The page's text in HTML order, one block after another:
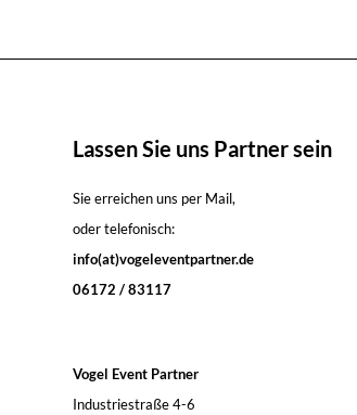
Lassen Sie uns Partner sein
Sie erreichen uns per Mail,
oder telefonisch:
info(at)vogeleventpartner.de
06172 / 83117
Vogel Event Partner
Industriestraße 4-6